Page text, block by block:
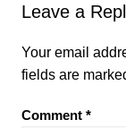
Leave a
Your email
fields are
Comment *